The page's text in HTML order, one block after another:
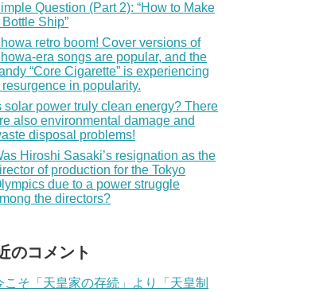
Question (Part 2): “How to Make
Bottle Ship”
retro boom! Cover versions of
era songs are popular, and the
“Core Cigarette” is experiencing
resurgence in popularity.
solar power truly clean energy? There
also environmental damage and
disposal problems!
Hiroshi Sasaki’s resignation as the
of production for the Tokyo
due to a power struggle
the directors?
のコメント
こそ「天皇家の存続」より「天皇制